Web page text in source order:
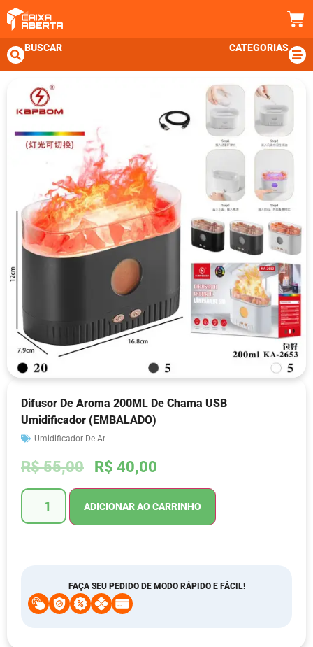
BUSCAR CATEGORIAS
Difusor De Aroma 200ML De Chama USB
Umidificador (EMBALADO)
Umidificador De Ar
R$55,00 R$ 40,00
ADICIONAR AO CARRINHO
FAÇA SEU PEDIDO DE MODO RÁPIDO E FÁCIL!